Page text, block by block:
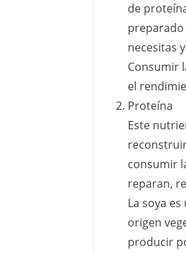
de
necesitas
Consumir
el
Proteína
Este
consumir
reparan,
La soya
origen
producir